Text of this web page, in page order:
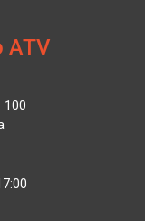
ATV
100